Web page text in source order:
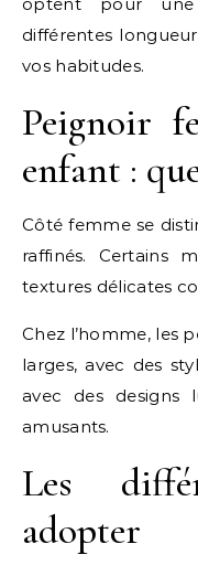
différentes
vos habitudes.
Peignoir
enfant :
Côté femme se
raffinés. Certains
textures délicates
Chez l’homme, les
larges, avec des
avec des designs
amusants.
Les
adopter